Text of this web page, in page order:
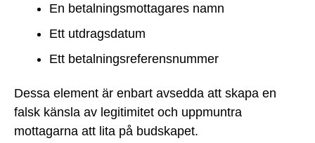
En betalningsmottagares namn
Ett utdragsdatum
Ett betalningsreferensnummer
Dessa element är enbart avsedda att skapa en
falsk känsla av legitimitet och uppmuntra
mottagarna att lita på budskapet.